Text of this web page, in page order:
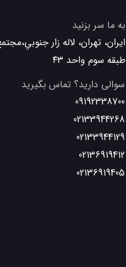
به ما سر بزنید
ایران، تهران، لاله زار
طبقه سوم واحد ٤٣
سوالی دارید؟ تماس بگیرید
09192338700
02133944268
02133944129
02136919412
02136919405